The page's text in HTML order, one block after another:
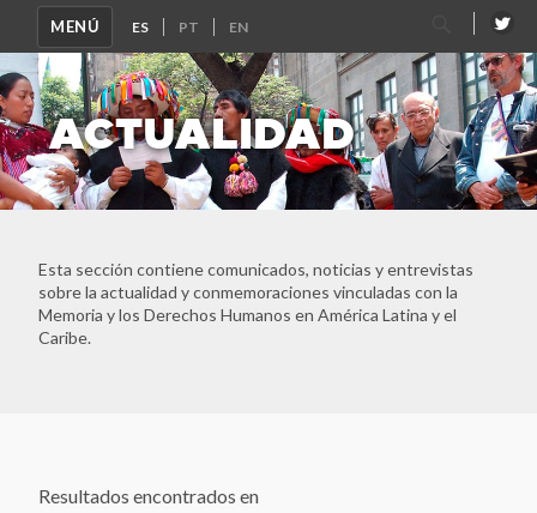
MENÚ
Buscar
por:
ACTUALIDAD
Esta sección contiene comunicados, noticias y entrevistas
sobre la actualidad y conmemoraciones vinculadas con la
Memoria y los Derechos Humanos en América Latina y el
Caribe.
Resultados encontrados en